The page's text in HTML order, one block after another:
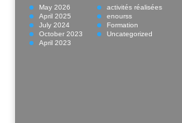
May 2026
April 2025
July 2024
October 2023
April 2023
activités réalisées
enourss
Formation
Uncategorized